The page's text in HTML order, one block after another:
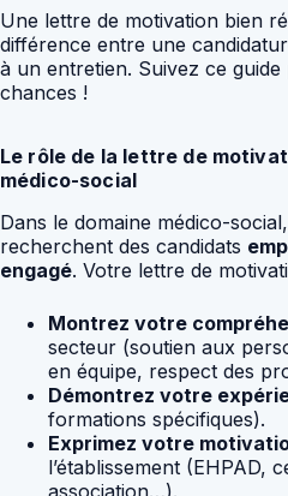
Une lettre de motivation bien
différence entre une
à un entretien. Suivez ce
chances !
Le rôle de la lettre de
médico-social
Dans le domaine médico-
recherchent des candidats
engagé. Votre lettre de
Montrez votre
secteur (soutien aux
en équipe, respect des
Démontrez votre
formations spécifiques).
Exprimez votre
l’établissement (EHPAD,
association…).